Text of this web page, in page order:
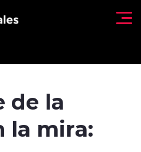
de la
la mira: